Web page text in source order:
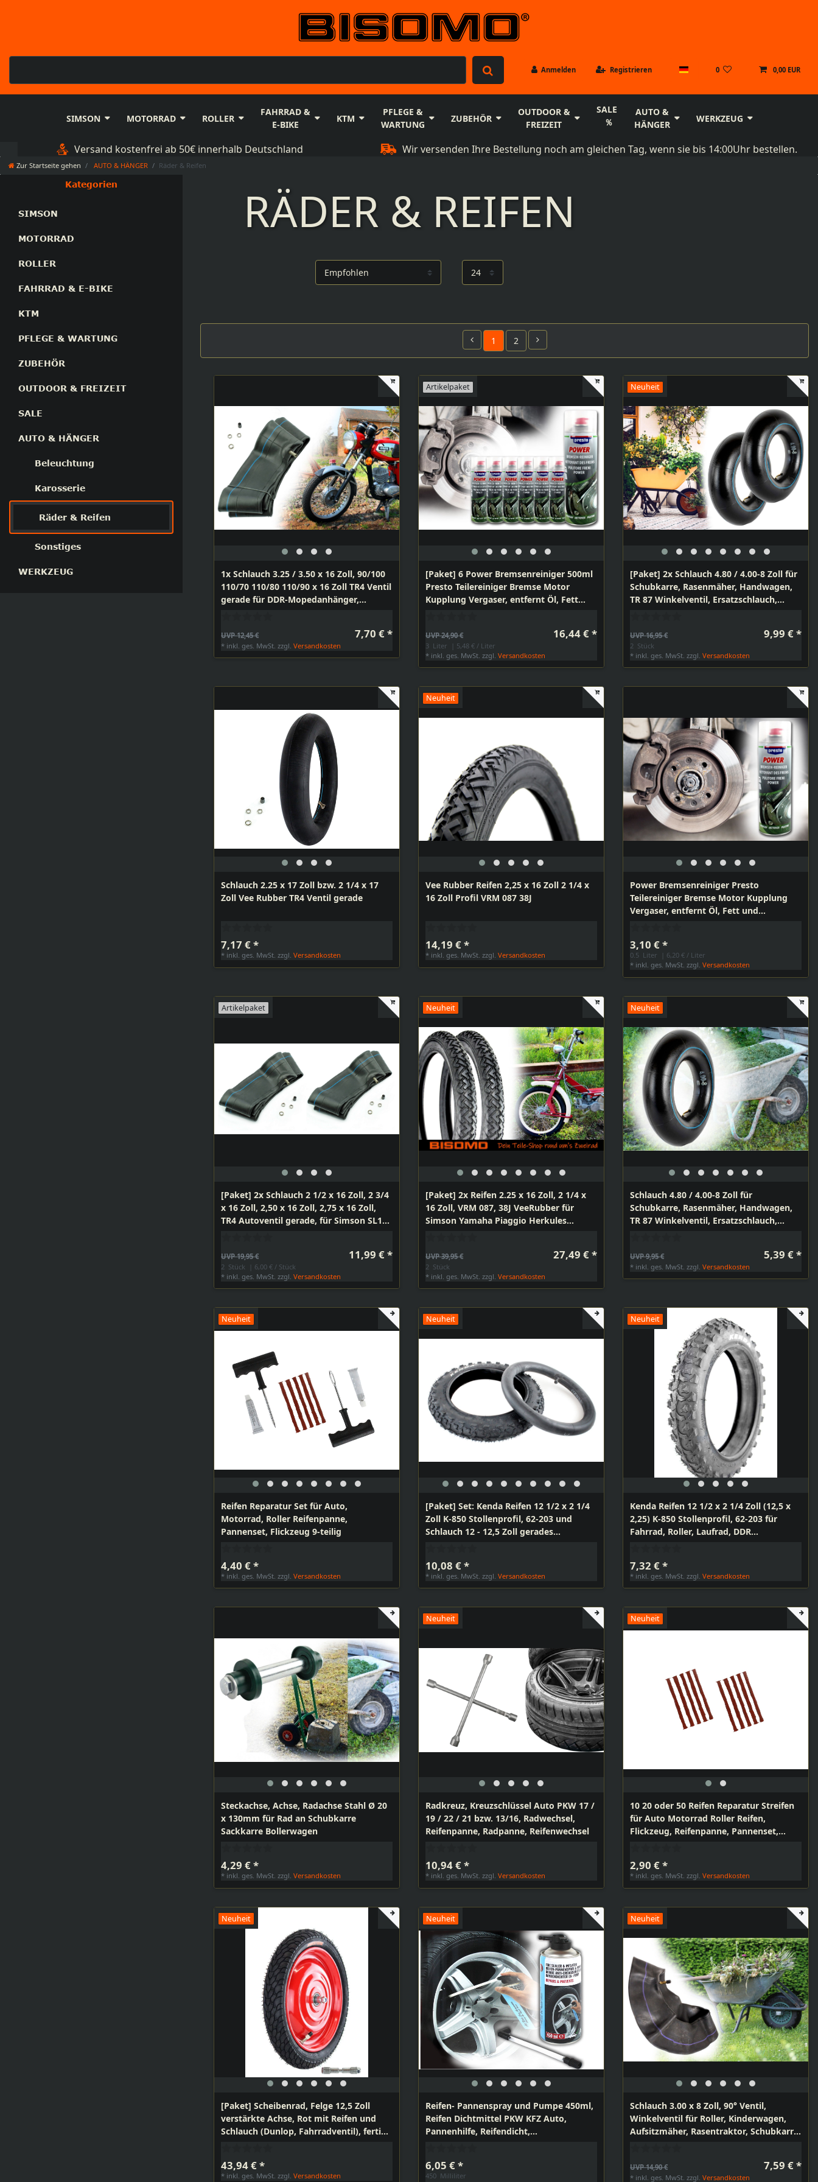
Anmelden Registrieren 0 0,00 EUR
SIMSON MOTORRAD ROLLER
FAHRRAD &
E-BIKE
KTM
PFLEGE &
WARTUNG
ZUBEHÖR
OUTDOOR &
FREIZEIT
SALE
AUTO &
HÄNGER
WERKZEUG
Versand kostenfrei ab 50€ innerhalb Deutschland Wir versenden Ihre Bestellung noch am gleichen Tag, wenn sie bis 14:00Uhr bestellen.
Zur Startseite gehen AUTO & HÄNGER Räder & Reifen
RÄDER & REIFEN
1 2
Kategorien
SIMSON
MOTORRAD
ROLLER
FAHRRAD & E-BIKE
KTM
PFLEGE & WARTUNG
ZUBEHÖR
OUTDOOR & FREIZEIT
SALE
AUTO & HÄNGER
Beleuchtung
Karosserie
Räder & Reifen
Sonstiges
WERKZEUG
1x Schlauch 3.25 / 3.50 x 16 Zoll, 90/100
110/70 110/80 110/90 x 16 Zoll TR4 Ventil
gerade für DDR-Mopedanhänger,
UVP 12,45 € 7,70 € *
* inkl. ges. MwSt. zzgl.Versandkosten
Artikelpaket
[Paket] 6 Power Bremsenreiniger 500ml
Presto Teilereiniger Bremse Motor
Kupplung Vergaser, entfernt Öl, Fett
UVP 24,90 € 16,44 € *
3 Liter
| 5,48 € / Liter
* inkl. ges. MwSt. zzgl.Versandkosten
Neuheit
[Paket] 2x Schlauch 4.80 / 4.00-8 Zoll für
Schubkarre, Rasenmäher, Handwagen,
TR 87 Winkelventil, Ersatzschlauch,
UVP 16,95 € 9,99 € *
2 Stück
* inkl. ges. MwSt. zzgl.Versandkosten
Schlauch 2.25 x 17 Zoll bzw. 2 1/4 x 17
Zoll Vee Rubber TR4 Ventil gerade
7,17 € *
* inkl. ges. MwSt. zzgl.Versandkosten
Neuheit
Vee Rubber Reifen 2,25 x 16 Zoll 2 1/4 x
16 Zoll Profil VRM 087 38J
14,19 € *
* inkl. ges. MwSt. zzgl.Versandkosten
Power Bremsenreiniger Presto
Teilereiniger Bremse Motor Kupplung
Vergaser, entfernt Öl, Fett und
3,10 € *
0.5 Liter
| 6,20 € / Liter
* inkl. ges. MwSt. zzgl.Versandkosten
Artikelpaket
[Paket] 2x Schlauch 2 1/2 x 16 Zoll, 2 3/4
x 16 Zoll, 2,50 x 16 Zoll, 2,75 x 16 Zoll,
TR4 Autoventil gerade, für Simson SL1
UVP 19,95 € 11,99 € *
2 Stück
| 6,00 € / Stück
* inkl. ges. MwSt. zzgl.Versandkosten
Neuheit
[Paket] 2x Reifen 2.25 x 16 Zoll, 2 1/4 x
16 Zoll, VRM 087, 38J VeeRubber für
Simson Yamaha Piaggio Herkules
UVP 39,95 € 27,49 € *
2 Stück
* inkl. ges. MwSt. zzgl.Versandkosten
Neuheit
Schlauch 4.80 / 4.00-8 Zoll für
Schubkarre, Rasenmäher, Handwagen,
TR 87 Winkelventil, Ersatzschlauch,
UVP 9,95 € 5,39 € *
* inkl. ges. MwSt. zzgl.Versandkosten
Neuheit
Reifen Reparatur Set für Auto,
Motorrad, Roller Reifenpanne,
Pannenset, Flickzeug 9-teilig
4,40 € *
* inkl. ges. MwSt. zzgl.Versandkosten
Neuheit
[Paket] Set: Kenda Reifen 12 1/2 x 2 1/4
Zoll K-850 Stollenprofil, 62-203 und
Schlauch 12 - 12,5 Zoll gerades
Anhänger
10,08 € *
* inkl. ges. MwSt. zzgl.Versandkosten
Neuheit
Kenda Reifen 12 1/2 x 2 1/4 Zoll (12,5 x
2,25) K-850 Stollenprofil, 62-203 für
Fahrrad, Roller, Laufrad, DDR
7,32 € *
* inkl. ges. MwSt. zzgl.Versandkosten
Steckachse, Achse, Radachse Stahl Ø 20
x 130mm für Rad an Schubkarre
Sackkarre Bollerwagen
4,29 € *
* inkl. ges. MwSt. zzgl.Versandkosten
Neuheit
Radkreuz, Kreuzschlüssel Auto PKW 17 /
19 / 22 / 21 bzw. 13/16, Radwechsel,
Reifenpanne, Radpanne, Reifenwechsel
10,94 € *
* inkl. ges. MwSt. zzgl.Versandkosten
Neuheit
10 20 oder 50 Reifen Reparatur Streifen
für Auto Motorrad Roller Reifen,
Flickzeug, Reifenpanne, Pannenset,
2,90 € *
* inkl. ges. MwSt. zzgl.Versandkosten
Neuheit
[Paket] Scheibenrad, Felge 12,5 Zoll
verstärkte Achse, Rot mit Reifen und
Schlauch (Dunlop, Fahrradventil), fertig
43,94 € *
* inkl. ges. MwSt. zzgl.Versandkosten
Neuheit
Reifen- Pannenspray und Pumpe 450ml,
Reifen Dichtmittel PKW KFZ Auto,
Pannenhilfe, Reifendicht,
6,05 € *
450 Milliliter
Neuheit
Schlauch 3.00 x 8 Zoll, 90° Ventil,
Winkelventil für Roller, Kinderwagen,
Aufsitzmäher, Rasentraktor, Schubkarre,
UVP 14,90 € 7,59 € *
* inkl. ges. MwSt. zzgl.Versandkosten